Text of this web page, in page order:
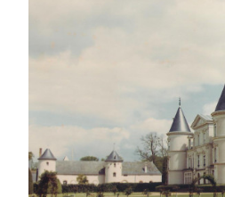
Plongez dans l'univers de Noël avec